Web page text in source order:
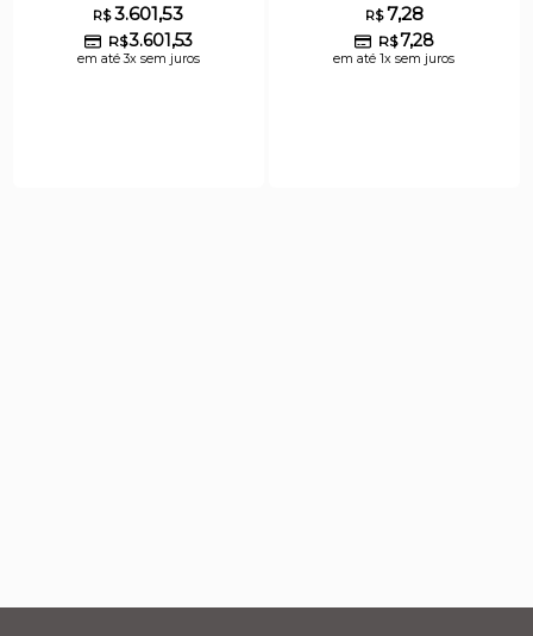
R$3.601,53
R$3.601,53
em até 3x sem juros
R$7,28
R$7,28
em até 1x sem juros